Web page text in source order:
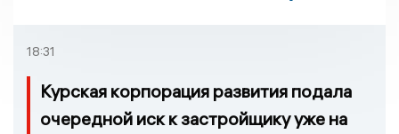
18:31
Курская корпорация развития подала
очередной иск к застройщику уже на